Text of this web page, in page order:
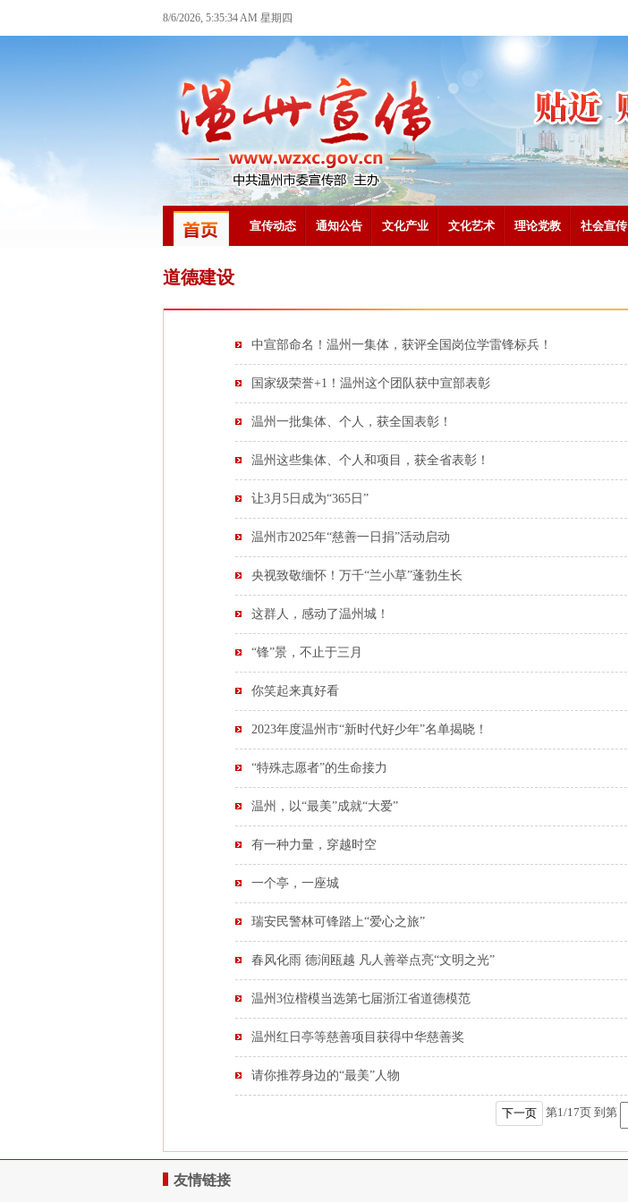
8/6/2026, 5:35:34 AM 星期四
宣传动态 通知公告 文化产业 文化艺术 理论党教 社会宣传
道德建设
中宣部命名！温州一集体，获评全国岗位学雷锋标兵！
国家级荣誉+1！温州这个团队获中宣部表彰
温州一批集体、个人，获全国表彰！
温州这些集体、个人和项目，获全省表彰！
让3月5日成为“365日”
温州市2025年“慈善一日捐”活动启动
央视致敬缅怀！万千“兰小草”蓬勃生长
这群人，感动了温州城！
“锋”景，不止于三月
你笑起来真好看
2023年度温州市“新时代好少年”名单揭晓！
“特殊志愿者”的生命接力
温州，以“最美”成就“大爱”
有一种力量，穿越时空
一个亭，一座城
瑞安民警林可锋踏上“爱心之旅”
春风化雨 德润瓯越 凡人善举点亮“文明之光”
温州3位楷模当选第七届浙江省道德模范
温州红日亭等慈善项目获得中华慈善奖
请你推荐身边的“最美”人物
下一页 第1/17页 到第
友情链接